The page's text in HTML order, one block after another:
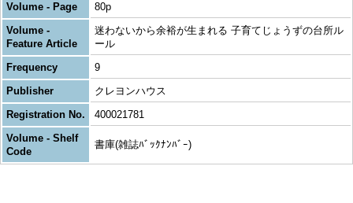
Volume - Page
80p
Volume -
Feature Article
迷わないから余裕が生まれる 子育てじょうずの台所ル
ール
Frequency
9
Publisher
クレヨンハウス
Registration No.
400021781
Volume - Shelf
Code
書庫(雑誌ﾊﾞｯｸﾅﾝﾊﾞｰ)